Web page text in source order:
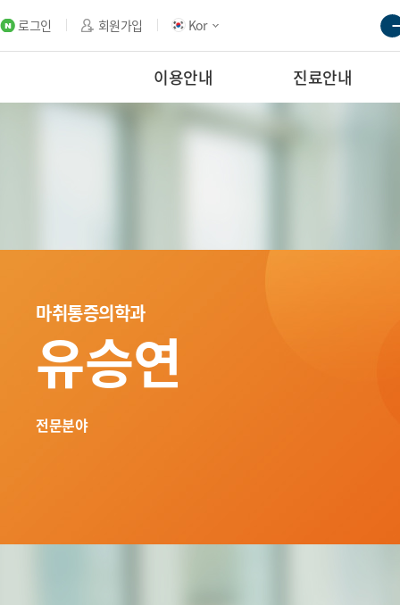
로그인 회원가입 Kor
이용안내 진료안내
마취통증의학과
유승연
전문분야